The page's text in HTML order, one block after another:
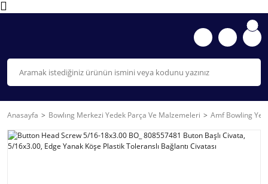
Anasayfa Bowlıng Merkezi Yedek Parça Ve Malzemeleri Amf Bowling